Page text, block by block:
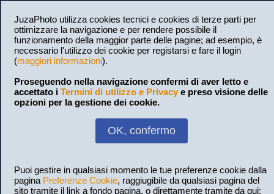
JuzaPhoto utilizza cookies tecnici e cookies di terze parti per
ottimizzare la navigazione e per rendere possibile il
funzionamento della maggior parte delle pagine; ad esempio, è
necessario l'utilizzo dei cookie per registarsi e fare il login
(maggiori informazioni).
Proseguendo nella navigazione confermi di aver letto e
accettato i Termini di utilizzo e Privacy e preso visione delle
opzioni per la gestione dei cookie.
OK, confermo
Puoi gestire in qualsiasi momento le tue preferenze cookie dalla
pagina Preferenze Cookie, raggiugibile da qualsiasi pagina del
sito tramite il link a fondo pagina, o direttamente tramite da qui: